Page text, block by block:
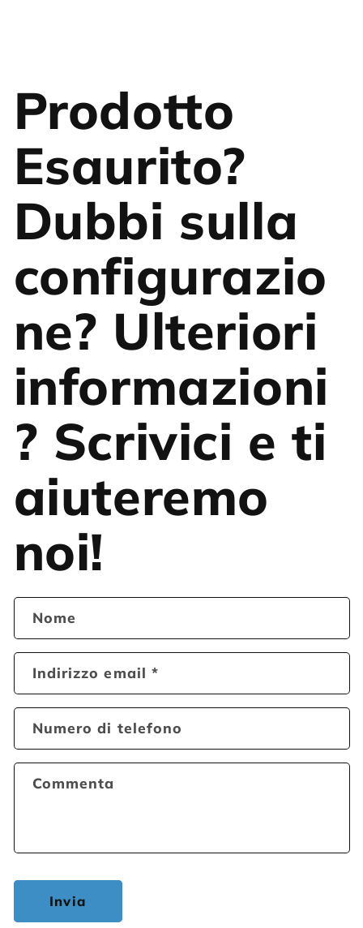
Prodotto
Esaurito?
Dubbi sulla
configurazio
ne? Ulteriori
informazioni
? Scrivici e ti
aiuteremo
noi!
Nome
Indirizzo email*
Numero di telefono
Commenta
Invia